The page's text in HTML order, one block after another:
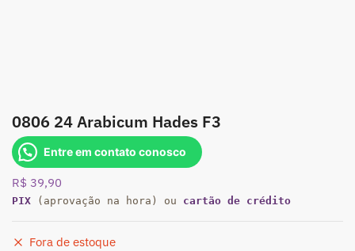
0806 24 Arabicum Hades F3
Entre em contato conosco
R$ 39,90
PIX (aprovação na hora) ou cartão de crédito
Fora de estoque